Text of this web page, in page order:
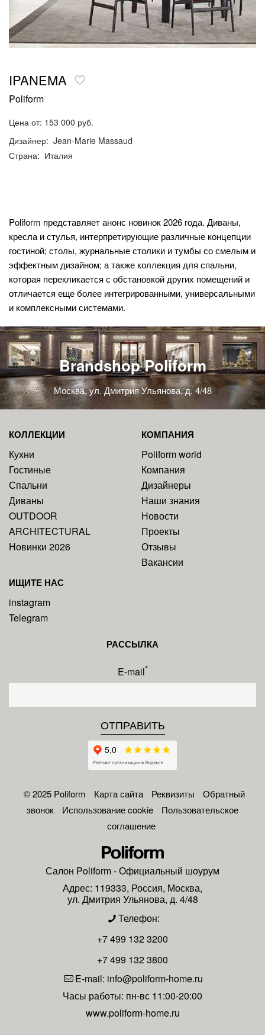
IPANEMA
Poliform
Цена от: 153 000 руб.
Дизайнер: Jean-Marie Massaud
Страна: Италия
Poliform представляет анонс новинок 2026 года. Диваны,
кресла и стулья, интерпретирующие различные концепции
гостиной; столы, журнальные столики и тумбы со смелым и
эффектным дизайном; а также коллекция для спальни,
которая перекликается с обстановкой других помещений и
отличается еще более интегрированными, универсальными
и комплексными системами.
Brandshop Poliform
Москва, ул. Дмитрия Ульянова, д. 4/48
КОЛЛЕКЦИИ
Кухни
Гостиные
Спальни
Диваны
OUTDOOR
ARCHITECTURAL
Новинки 2026
КОМПАНИЯ
Poliform world
Компания
Дизайнеры
Наши знания
Новости
Проекты
Отзывы
Вакансии
ИЩИТЕ НАС
instagram
Telegram
РАССЫЛКА
E-mail*
© 2025 Poliform Карта сайта Реквизиты
Обратный
звонок
Использование cookie
Пользовательское
соглашение
Салон Poliform- Официальный шоурум
Адрес: 119333, Россия, Москва,
ул. Дмитрия Ульянова, д. 4/48
Телефон:
+7 499 132 3200
+7 499 132 3800
E-mail: info@poliform-home.ru
Часы работы: пн-вс 11:00-20:00
www.poliform-home.ru